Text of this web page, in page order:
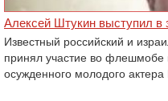
Алексей Штукин выступил в
Известный российский и
принял участие во флешмобе
осужденного молодого